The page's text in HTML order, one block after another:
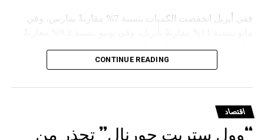
ففي أبريل انخفضت الكميات بنسبة 7% مقارنةً بمارس، وفي
ويأتي هذا التراجع في ظل التوجه الأوروبي الرسمي للفكاك من
الغاز الروسي. ففي يناير الماضي، أقر مجلس الاتحاد الأوروبي
والغاز القادم عبر الخطوط الأنبوبية
CONTINUE READING
اقتصاد
“وول ستريت جورنال” تحذر من